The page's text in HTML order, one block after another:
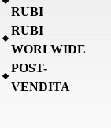
RUBI
RUBI
WORLWIDE
POST-
VENDITA